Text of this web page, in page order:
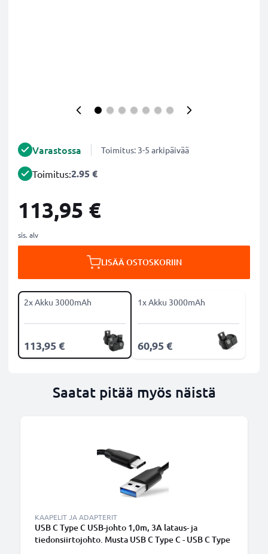
Varastossa Toimitus: 3-5 arkipäivää
Toimitus:2.95 €
113,95 €
sis. alv
LISÄÄ OSTOSKORIIN
2x Akku 3000mAh
113,95 €
1x Akku 3000mAh
60,95 €
Saatat pitää myös näistä
KAAPELIT JA ADAPTERIT
USB C Type C USB-johto 1,0m, 3A lataus- ja
tiedonsiirtojohto. Musta USB C Type C - USB C Type